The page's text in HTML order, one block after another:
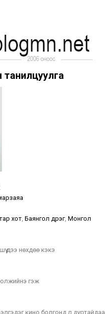
хот, Баянгол дүүрэг, Монгол
дээ нөхдөө кэкэ
гэж
кино болгонд л дуртайдаа